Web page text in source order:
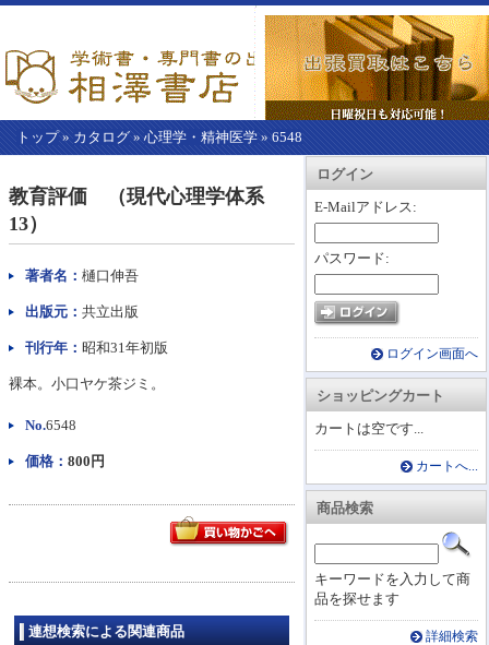
トップ» カタログ » 心理学・精神医学 » 6548
カートを見る
ログイン
E-Mailアドレス:
パスワード:
ログイン画面へ
ショッピングカート
カートは空です...
カートへ...
商品検索
キーワードを入力して商
品を探せます
詳細検索
こ
か
ら
本
文】
教育評価 （現代心理学体系
13）
著者名： 樋口伸吾
出版元： 共立出版
刊行年： 昭和31年初版
裸本。小口ヤケ茶ジミ。
No.6548
価格： 800円
連想検索による関連商品